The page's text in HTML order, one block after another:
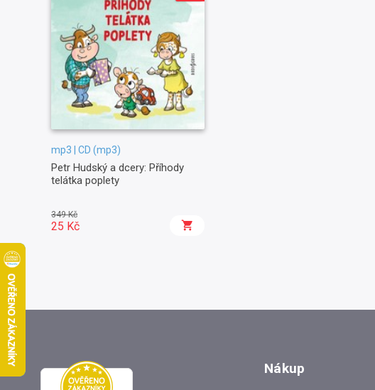
mp3 | CD (mp3)
Petr Hudský a dcery: Příhody
telátka poplety
349 Kč
25 Kč
Nákup